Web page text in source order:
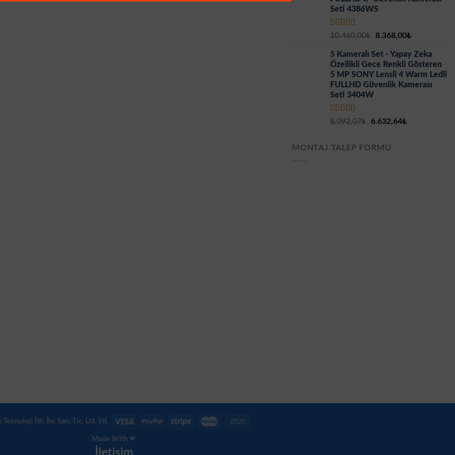
Seti 4386WS
5 üzerinden
10.460,00₺
Orijinal
10.460,00₺.
8.368,00₺Şu
fiyat:
8.368,00₺.
5 Kameralı Set - Yapay Zeka
Özellikli Gece Renkli Gösteren
5 MP SONY Lensli 4 Warm Ledli
FULLHD Güvenlik Kamerası
Seti 3404W
5 üzerinden
8.092,07₺
Orijinal
6.632,64₺Şu
MONTAJ TALEP FORMU
Teknoloji İth. İhr. San. Tic. Ltd. Şti.
Made With ❤
İletişim